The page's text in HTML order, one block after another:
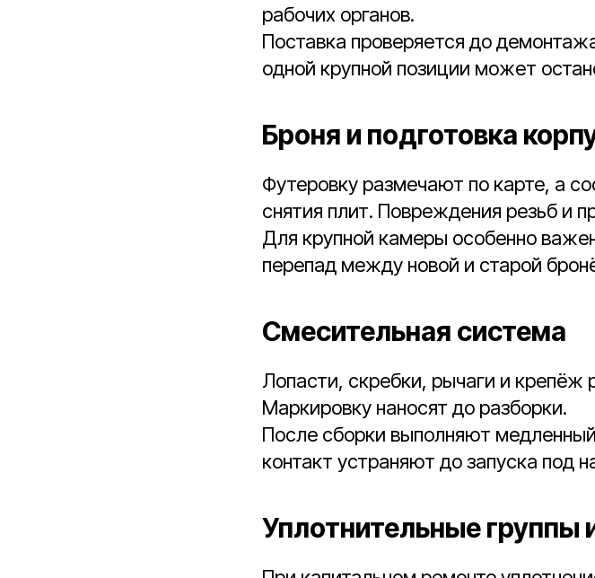
рабочих органов.
Поставка проверяется до
одной крупной позиции может
Броня и подготовка
Футеровку размечают по карте, а
снятия плит. Повреждения резьб и
Для крупной камеры особенно
перепад между новой и старой
Смесительная система
Лопасти, скребки, рычаги и
Маркировку наносят до разборки.
После сборки выполняют
контакт устраняют до запуска под
Уплотнительные группы